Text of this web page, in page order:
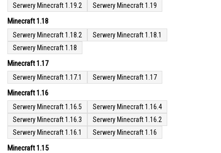
Serwery Minecraft 1.19.2
Serwery Minecraft 1.19
Minecraft 1.18
Serwery Minecraft 1.18.2
Serwery Minecraft 1.18.1
Serwery Minecraft 1.18
Minecraft 1.17
Serwery Minecraft 1.17.1 Serwery Minecraft 1.17
Minecraft 1.16
Serwery Minecraft 1.16.5
Serwery Minecraft 1.16.4
Serwery Minecraft 1.16.3
Serwery Minecraft 1.16.2
Serwery Minecraft 1.16.1
Serwery Minecraft 1.16
Minecraft 1.15